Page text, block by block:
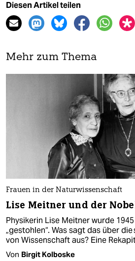
Diesen Artikel teilen
Mehr zum Thema
Frauen in der Naturwissenschaft
Lise Meitner und der
Physikerin Lise Meitner wurde
„gestohlen“. Was sagt das über
von Wissenschaft aus? Eine
Von Birgit Kolboske